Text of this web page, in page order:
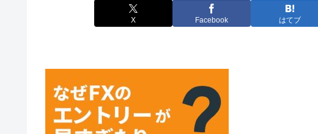
X Facebook はてブ